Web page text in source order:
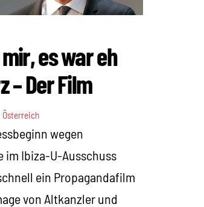
es war eh
– Der Film
Österreich
wegen
im Ibiza-U-Ausschuss
ein Propagandafilm
von Altkanzler und